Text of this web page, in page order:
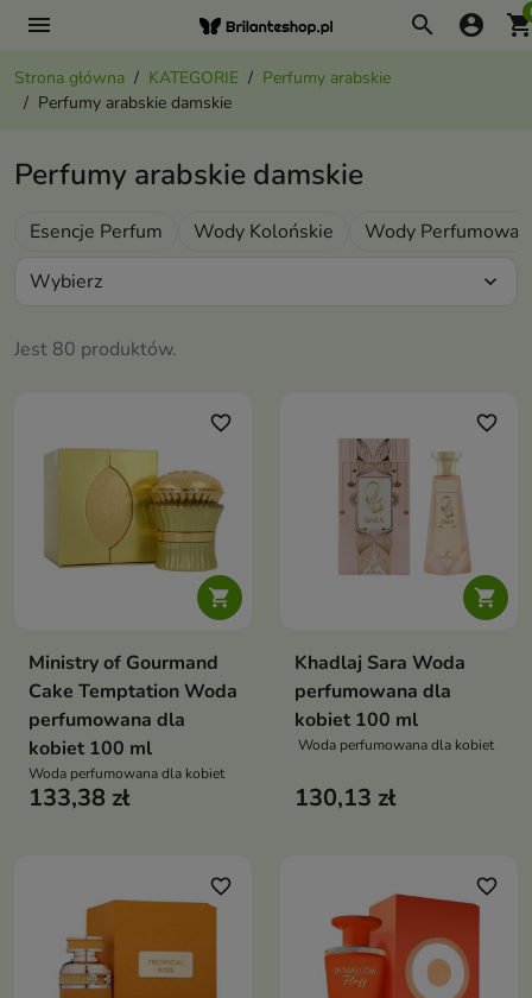
menu search account_circle
Strona główna KATEGORIE
Perfumy arabskie
Perfumy arabskie damskie
Perfumy arabskie damskie
Esencje Perfum Wody Kolońskie Wody
Jest 80 produktów.
Wybierz expand_more

favorite_border
Ministry of Gourmand
Cake Temptation Woda
perfumowana dla
kobiet 100 ml
Woda perfumowana dla kobiet
133,38 zł

favorite_border
Khadlaj Sara Woda
perfumowana dla
kobiet 100 ml
Woda perfumowana dla kobiet
130,13 zł
favorite_border favorite_border